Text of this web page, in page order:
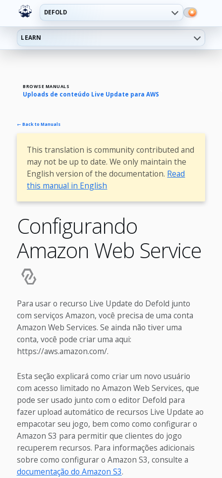
DEFOLD
LEARN
BROWSE MANUALS
Uploads de conteúdo Live Update para AWS
← Back to Manuals
This translation is community contributed and
may not be up to date. We only maintain the
English version of the documentation. Read
this manual in English
Configurando
Amazon Web Service
Para usar o recurso Live Update do Defold junto
com serviços Amazon, você precisa de uma conta
Amazon Web Services. Se ainda não tiver uma
conta, você pode criar uma aqui:
https://aws.amazon.com/.
Esta seção explicará como criar um novo usuário
com acesso limitado no Amazon Web Services, que
pode ser usado junto com o editor Defold para
fazer upload automático de recursos Live Update ao
empacotar seu jogo, bem como como configurar o
Amazon S3 para permitir que clientes do jogo
recuperem recursos. Para informações adicionais
sobre como configurar o Amazon S3, consulte a
documentação do Amazon S3.